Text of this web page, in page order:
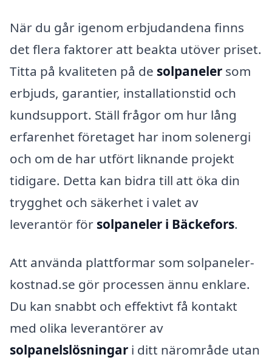
När du går igenom erbjudandena finns
det flera faktorer att beakta utöver priset.
Titta på kvaliteten på de solpaneler som
erbjuds, garantier, installationstid och
kundsupport. Ställ frågor om hur lång
erfarenhet företaget har inom solenergi
och om de har utfört liknande projekt
tidigare. Detta kan bidra till att öka din
trygghet och säkerhet i valet av
leverantör för solpaneler i Bäckefors.
Att använda plattformar som solpaneler-
kostnad.se gör processen ännu enklare.
Du kan snabbt och effektivt få kontakt
med olika leverantörer av
solpanelslösningar i ditt närområde utan